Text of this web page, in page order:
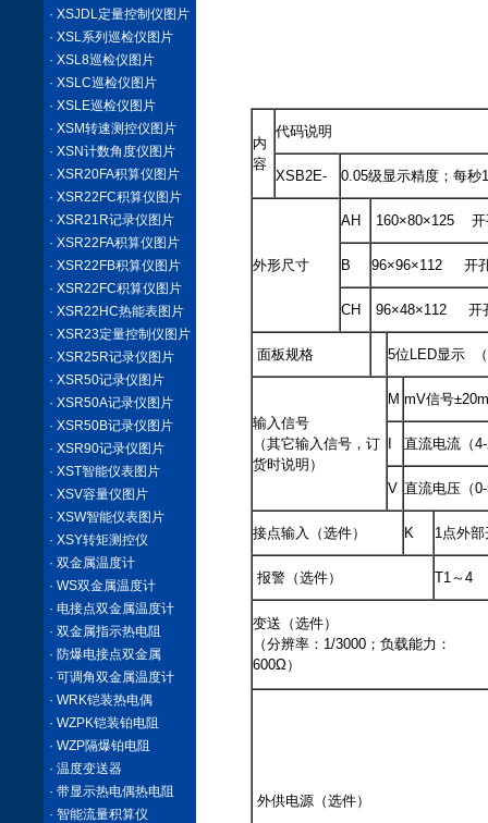
· XSJDL定量控制仪图片
· XSL系列巡检仪图片
· XSL8巡检仪图片
· XSLC巡检仪图片
· XSLE巡检仪图片
· XSM转速测控仪图片
· XSN计数角度仪图片
· XSR20FA积算仪图片
· XSR22FC积算仪图片
· XSR21R记录仪图片
· XSR22FA积算仪图片
· XSR22FB积算仪图片
· XSR22FC积算仪图片
· XSR22HC热能表图片
· XSR23定量控制仪图片
· XSR25R记录仪图片
· XSR50记录仪图片
· XSR50A记录仪图片
· XSR50B记录仪图片
· XSR90记录仪图片
· XST智能仪表图片
· XSV容量仪图片
· XSW智能仪表图片
· XSY转矩测控仪
· 双金属温度计
· WS双金属温度计
· 电接点双金属温度计
· 双金属指示热电阻
· 防爆电接点双金属
· 可调角双金属温度计
· WRK铠装热电偶
· WZPK铠装铂电阻
· WZP隔爆铂电阻
· 温度变送器
· 带显示热电偶热电阻
· 智能流量积算仪
内
容
代码说明
XSB2E- 0.05级显示精度；每秒
外形尺寸
AH 160×80×125 开
B 96×96×112 开
CH 96×48×112 开
面板规格 5位LED显示
输入信号
（其它输入信号，订
货时说明）
M mV信号
直流电流（
V 直流电压（
接点输入（选件） K 1点外
报警（选件） T1～4
变送（选件）
（分辨率：1/3000；负载能力：
600Ω）
外供电源（选件）